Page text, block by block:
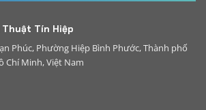
Thuật Tín Hiệp
Phúc, Phường Hiệp Bình Phước, Thành phố
Chí Minh, Việt Nam